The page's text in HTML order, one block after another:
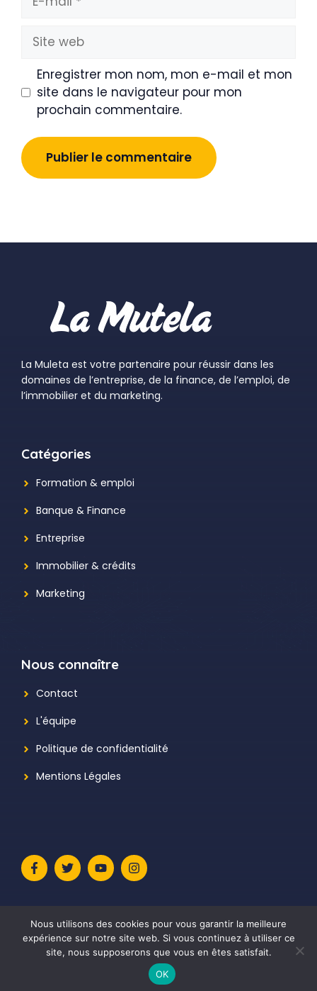
mail
Site
web
Enregistrer mon nom, mon e-mail et mon
site dans le navigateur pour mon
prochain commentaire.
La Muleta est votre partenaire pour réussir dans les
domaines de l’entreprise, de la finance, de l’emploi, de
l’immobilier et du marketing.
Catégories
Formation & emploi
Banque & Finance
Entreprise
Immobilier & crédits
Marketing
Nous connaître
Contact
L'équipe
Politique de confidentialité
Mentions Légales
• Construit avec
Nous utilisons des cookies pour vous garantir la meilleure
expérience sur notre site web. Si vous continuez à utiliser ce
site, nous supposerons que vous en êtes satisfait.
OK